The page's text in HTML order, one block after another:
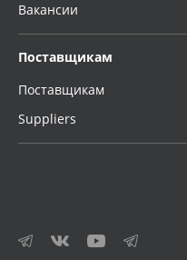
Вакансии
Поставщикам
Поставщикам
Suppliers